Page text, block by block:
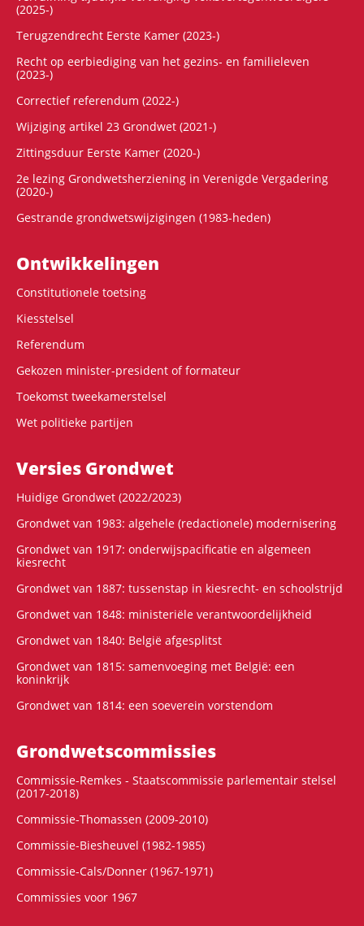
(2025-)
Terugzendrecht Eerste Kamer (2023-)
Recht op eerbiediging van het gezins- en familieleven
(2023-)
Correctief referendum (2022-)
Wijziging artikel 23 Grondwet (2021-)
Zittingsduur Eerste Kamer (2020-)
2e lezing Grondwetsherziening in Verenigde Vergadering
(2020-)
Gestrande grondwetswijzigingen (1983-heden)
Ontwikke­lingen
Constitutionele toetsing
Kiesstelsel
Referendum
Gekozen minister-president of formateur
Toekomst tweekamerstelsel
Wet politieke partijen
Versies Grondwet
Huidige Grondwet (2022/2023)
Grondwet van 1983: algehele (redactionele) modernisering
Grondwet van 1917: onderwijspacificatie en algemeen
kiesrecht
Grondwet van 1887: tussenstap in kiesrecht- en schoolstrijd
Grondwet van 1848: ministeriële verantwoordelijkheid
Grondwet van 1840: België afgesplitst
Grondwet van 1815: samenvoeging met België: een
koninkrijk
Grondwet van 1814: een soeverein vorstendom
Grondwets­commissies
Commissie-Remkes - Staatscommissie parlementair stelsel
(2017-2018)
Commissie-Thomassen (2009-2010)
Commissie-Biesheuvel (1982-1985)
Commissie-Cals/Donner (1967-1971)
Commissies voor 1967